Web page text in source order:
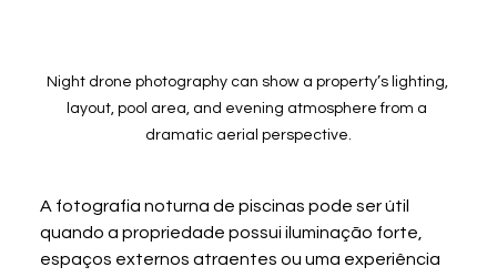
Night drone photography can show a property’s lighting,
layout, pool area, and evening atmosphere from a
dramatic aerial perspective.
A fotografia noturna de piscinas pode ser útil
quando a propriedade possui iluminação forte,
espaços externos atraentes ou uma experiência